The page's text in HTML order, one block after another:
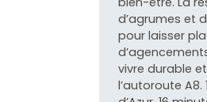
d’agrumes et
pour laisser
vivre durable et
l’autoroute